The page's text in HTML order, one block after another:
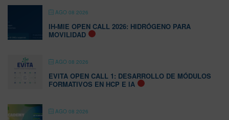
AGO 08 2026
IH-MIE OPEN CALL 2026: HIDRÓGENO PARA
MOVILIDAD
AGO 08 2026
EVITA OPEN CALL 1: DESARROLLO DE MÓDULOS
FORMATIVOS EN HCP E IA
AGO 08 2026